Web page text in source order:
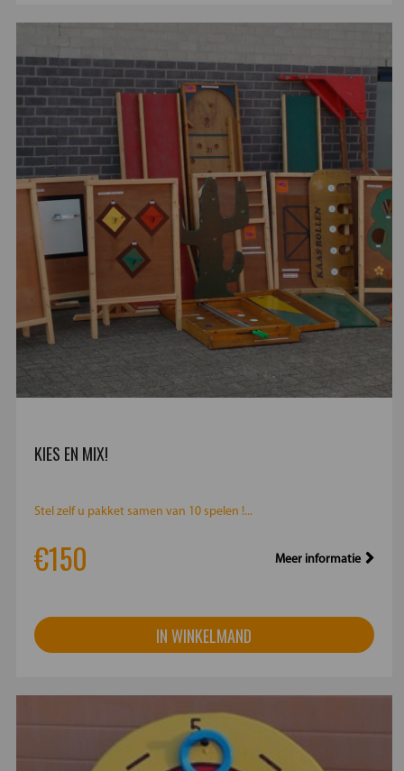
KIES EN MIX!
Stel zelf u pakket samen van 10 spelen !...
€150 Meer informatie
IN WINKELMAND